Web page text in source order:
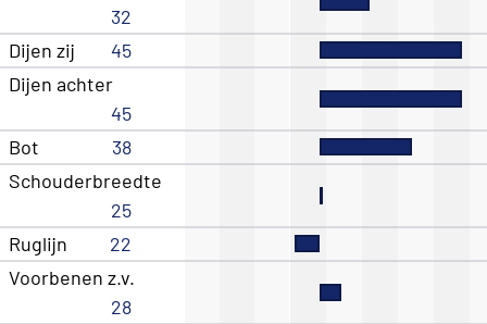
32
Dijen zij
45
Dijen achter
45
Bot
38
Schouderbreedte
25
Ruglijn
22
Voorbenen z.v.
28